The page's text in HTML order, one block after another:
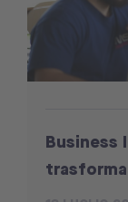
Business